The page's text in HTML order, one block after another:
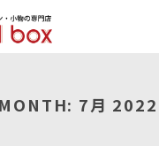
MONTH: 7月 2022